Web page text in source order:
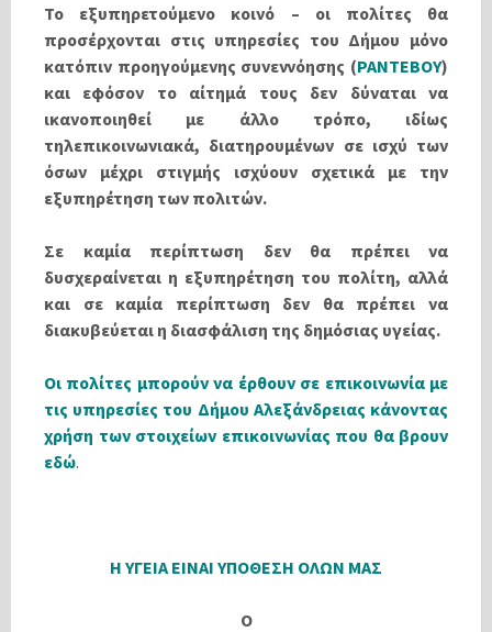
Το εξυπηρετούμενο κοινό – οι πολίτες θα
προσέρχονται στις υπηρεσίες του Δήμου μόνο
κατόπιν προηγούμενης συνεννόησης (ΡΑΝΤΕΒΟΥ)
και εφόσον το αίτημά τους δεν δύναται να
ικανοποιηθεί με άλλο τρόπο, ιδίως
τηλεπικοινωνιακά, διατηρουμένων σε ισχύ των
όσων μέχρι στιγμής ισχύουν σχετικά με την
εξυπηρέτηση των πολιτών.
Σε καμία περίπτωση δεν θα πρέπει να
δυσχεραίνεται η εξυπηρέτηση του πολίτη, αλλά
και σε καμία περίπτωση δεν θα πρέπει να
διακυβεύεται η διασφάλιση της δημόσιας υγείας.
Οι πολίτες μπορούν να έρθουν σε επικοινωνία με
τις υπηρεσίες του Δήμου Αλεξάνδρειας κάνοντας
χρήση των στοιχείων επικοινωνίας που θα βρουν
εδώ.
Η ΥΓΕΙΑ ΕΙΝΑΙ ΥΠΟΘΕΣΗ ΟΛΩΝ ΜΑΣ
Ο